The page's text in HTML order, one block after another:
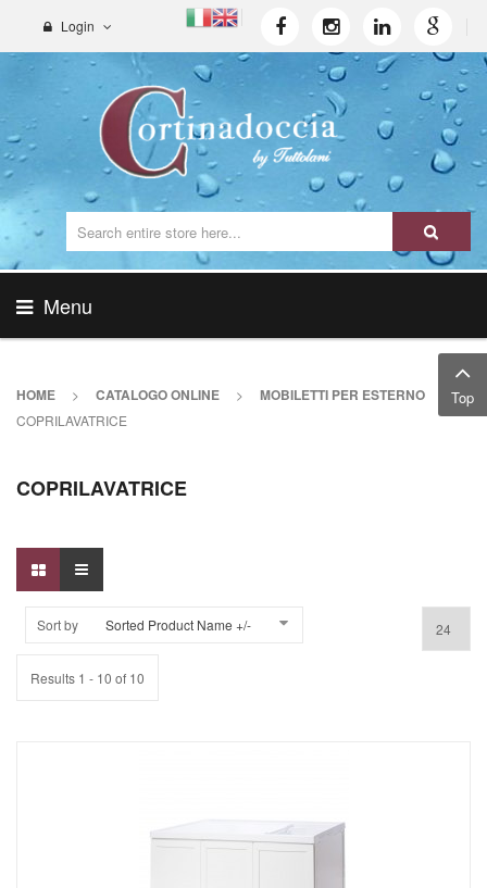
Login
Menu
HOME > CATALOGO ONLINE > MOBILETTI PER ESTERNO
COPRILAVATRICE
COPRILAVATRICE
Sort by Sorted Product Name +/-
Results 1 - 10 of 10
Top